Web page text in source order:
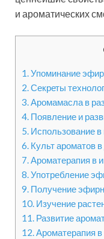
и ароматических
1.Упоминание
2.Секреты
3.Аромамасла в
4. Появление и
5. Использование
6. Культ ароматов
7.Ароматерапия в
8.Употребление
9. Получение
10. Изучение
11. Развитие
12.Ароматерапия в